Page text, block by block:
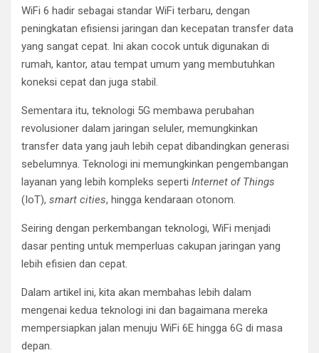
WiFi 6 hadir sebagai standar WiFi terbaru, dengan
peningkatan efisiensi jaringan dan kecepatan transfer data
yang sangat cepat. Ini akan cocok untuk digunakan di
rumah, kantor, atau tempat umum yang membutuhkan
koneksi cepat dan juga stabil.
Sementara itu, teknologi 5G membawa perubahan
revolusioner dalam jaringan seluler, memungkinkan
transfer data yang jauh lebih cepat dibandingkan generasi
sebelumnya. Teknologi ini memungkinkan pengembangan
layanan yang lebih kompleks seperti Internet of Things
(IoT), smart cities, hingga kendaraan otonom.
Seiring dengan perkembangan teknologi, WiFi menjadi
dasar penting untuk memperluas cakupan jaringan yang
lebih efisien dan cepat.
Dalam artikel ini, kita akan membahas lebih dalam
mengenai kedua teknologi ini dan bagaimana mereka
mempersiapkan jalan menuju WiFi 6E hingga 6G di masa
depan.